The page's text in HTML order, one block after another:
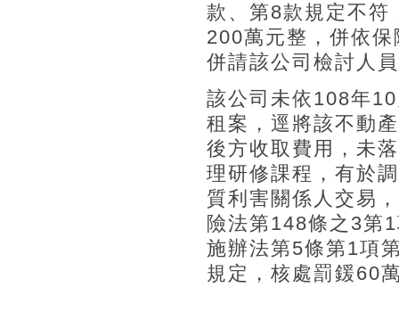
款、第8款規定不符
200萬元整，併依
併請該公司檢討人
該公司未依108年
租案，逕將該不動
後方收取費用，未
理研修課程，有於
質利害關係人交易
險法第148條之3第
施辦法第5條第1項
規定，核處罰鍰60